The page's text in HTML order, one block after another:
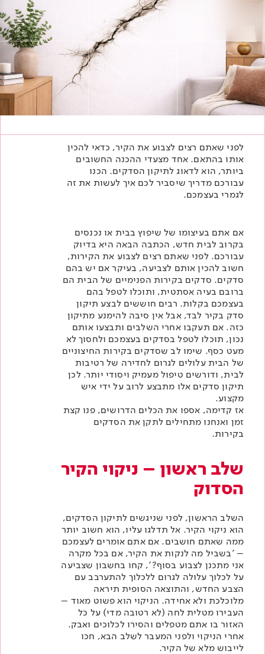
מתכת
רובה
RAL
לכל מוצרי צבע וציפויים
אודותינו
מדיניות מערכת משולבת ו - ISO
פתרונות לתעשייה צור קשר
לפני שאתם רצים לצבוע את הקיר, כדאי להכין
אותו בהתאם. אחד מצעדי ההכנה החשובים
ביותר, הוא לדאוג לתיקון הסדקים. הכנו
עבורכם מדריך שיסביר לכם איך לעשות את זה
לגמרי בעצמכם.
אם אתם בעיצומו של שיפוץ בבית או נכנסים
בקרוב לבית חדש, הכתבה הבאה היא בדיוק
עבורכם. לפני שאתם רצים לצבוע את הקירות,
חשוב להכין אותם לצביעה, בעיקר אם יש בהם
סדקים. סדקים בקירות הפנימיים של הבית הם
ברובם בעיה אסתטית, ותוכלו לטפל בהם
בעצמכם בקלות. רבים חוששים לבצע תיקון
סדק בקיר לבד, אבל אין סיבה להימנע מתיקון
כזה. אם תעקבו אחרי השלבים ותבצעו אותם
נכון, תוכלו לטפל בסדקים בעצמכם ולחסוך לא
מעט כסף. שימו לב שסדקים בקירות החיצוניים
של הבית עלולים לגרום לחדירה של רטיבות
לבית, ודורשים טיפול מעמיק ויסודי יותר. לכן
תיקון סדקים אלו מתבצע לרוב על ידי איש
מקצוע.
אז קדימה, אספו את הכלים הדרושים, פנו קצת
זמן ואנחנו מתחילים לתקן את הסדקים
בקירות.
שלב ראשון – ניקוי הקיר
הסדוק
השלב הראשון, לפני שניגשים לתיקון הסדקים,
הוא ניקוי הקיר. אל תדלגו עליו, הוא חשוב יותר
ממה שאתם חושבים. אם אתם אומרים לעצמכם
– 'בשביל מה לנקות את הקיר, אם בכל מקרה
אני מתכנן לצבוע בסוף?', קחו בחשבון שצביעה
על לכלוך עלולה לגרום ללכלוך להתערבב עם
הצבע החדש, והתוצאה הסופית תיראה
מלוכלכת ולא אחידה. הניקוי הוא פשוט מאוד –
העבירו מטלית לחה (לא רטובה מדי) על כל
האזור בו אתם מטפלים והסירו לכלוכים ואבק.
אחרי הניקוי ולפני המעבר לשלב הבא, חכו
לייבוש מלא של הקיר.